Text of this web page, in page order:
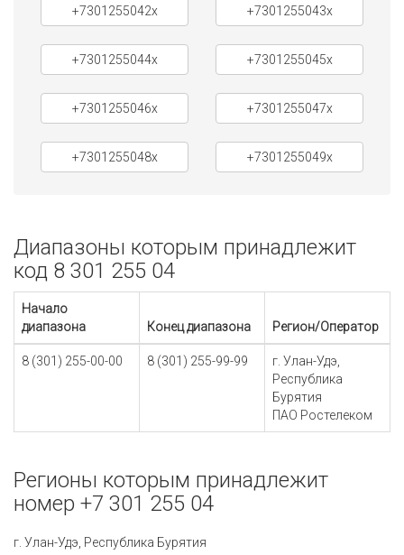
+7301255042x +7301255043x
+7301255044x +7301255045x
+7301255046x +7301255047x
+7301255048x +7301255049x
Диапазоны которым принадлежит
код 8 301 255 04
Начало
диапазона
Конец диапазона Регион/Оператор
8 (301) 255-00-00 8 (301) 255-99-99
г. Улан-Удэ,
Республика
Бурятия
ПАО Ростелеком
Регионы которым принадлежит
номер +7 301 255 04
г. Улан-Удэ, Республика Бурятия